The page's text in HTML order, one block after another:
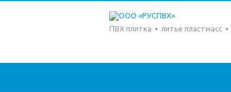
ПВХ плитка литье пластмасс